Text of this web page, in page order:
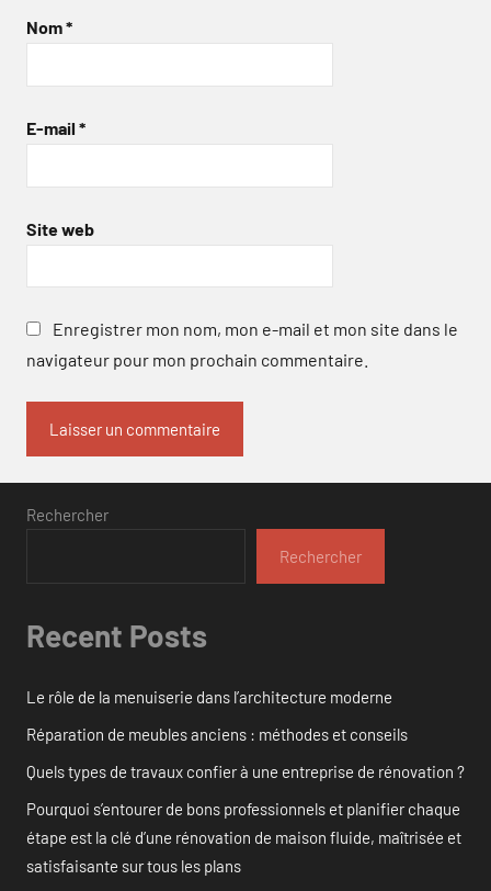
Nom*
E-mail *
Site web
Enregistrer mon nom, mon e-mail et mon site dans le
navigateur pour mon prochain commentaire.
Rechercher
Rechercher
Recent Posts
Le rôle de la menuiserie dans l’architecture moderne
Réparation de meubles anciens : méthodes et conseils
Quels types de travaux confier à une entreprise de rénovation ?
Pourquoi s’entourer de bons professionnels et planifier chaque
étape est la clé d’une rénovation de maison fluide, maîtrisée et
satisfaisante sur tous les plans